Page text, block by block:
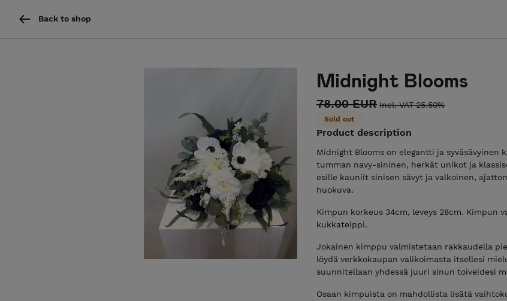
Back to shop
Midnight Blooms
78.00 EUR Incl. VAT 25.50%
Sold out
Product description
Midnight Blooms on elegantti ja syväsävyinen
tumman navy-sininen, herkät unikot ja
esille kauniit sinisen sävyt ja valkoinen,
huokuva.
Kimpun korkeus 34cm, leveys 28cm. Kimpun
kukkateippi.
Jokainen kimppu valmistetaan rakkaudella
löydä verkkokaupan valikoimasta itsellesi
suunnitellaan yhdessä juuri sinun toiveidesi
Osaan kimpuista on mahdollista lisätä